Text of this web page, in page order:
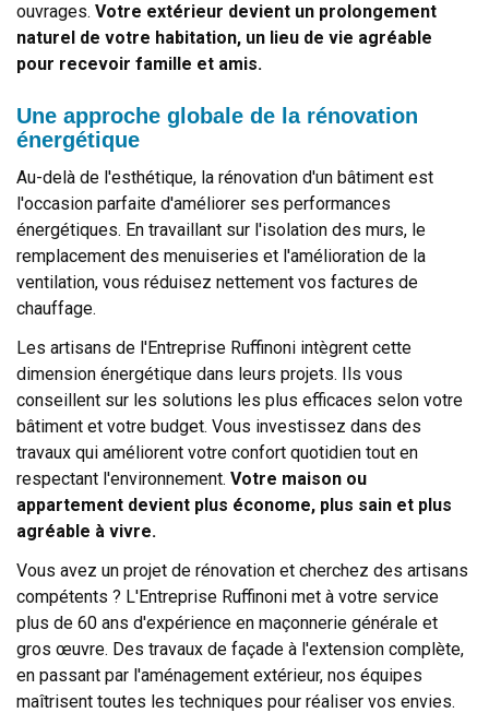
ouvrages. Votre extérieur devient un prolongement
naturel de votre habitation, un lieu de vie agréable
pour recevoir famille et amis.
Une approche globale de la rénovation
énergétique
Au-delà de l'esthétique, la rénovation d'un bâtiment est
l'occasion parfaite d'améliorer ses performances
énergétiques. En travaillant sur l'isolation des murs, le
remplacement des menuiseries et l'amélioration de la
ventilation, vous réduisez nettement vos factures de
chauffage.
Les artisans de l'Entreprise Ruffinoni intègrent cette
dimension énergétique dans leurs projets. Ils vous
conseillent sur les solutions les plus efficaces selon votre
bâtiment et votre budget. Vous investissez dans des
travaux qui améliorent votre confort quotidien tout en
respectant l'environnement. Votre maison ou
appartement devient plus économe, plus sain et plus
agréable à vivre.
Vous avez un projet de rénovation et cherchez des artisans
compétents ? L'Entreprise Ruffinoni met à votre service
plus de 60 ans d'expérience en maçonnerie générale et
gros œuvre. Des travaux de façade à l'extension complète,
en passant par l'aménagement extérieur, nos équipes
maîtrisent toutes les techniques pour réaliser vos envies.